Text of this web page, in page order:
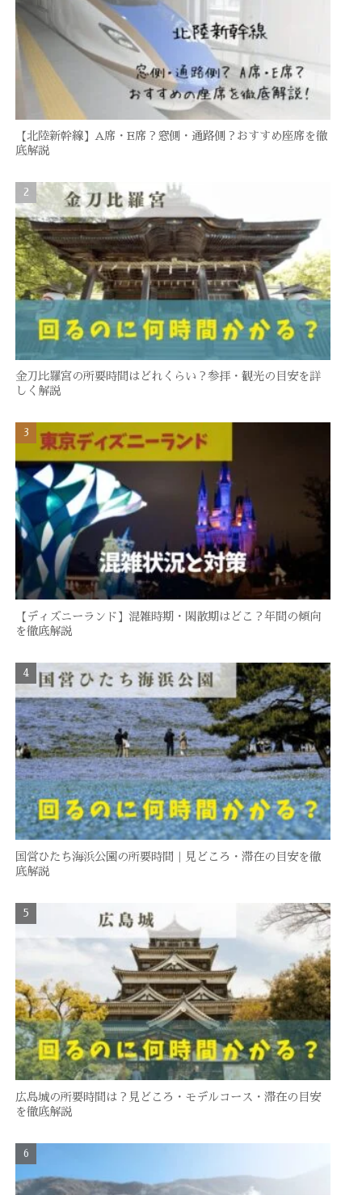
【北陸新幹線】A席・E席？窓側・通路側？おすすめ座席を徹
底解説
金刀比羅宮の所要時間はどれくらい？参拝・観光の目安を詳
しく解説
【ディズニーランド】混雑時期・閑散期はどこ？年間の傾向
を徹底解説
国営ひたち海浜公園の所要時間｜見どころ・滞在の目安を徹
底解説
広島城の所要時間は？見どころ・モデルコース・滞在の目安
を徹底解説